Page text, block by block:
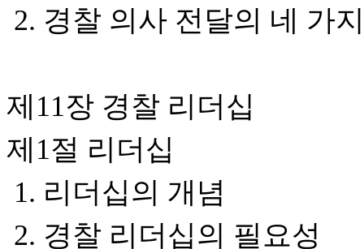
2. 경찰 의사 전달의 네 가
제11장 경찰 리더십
제1절 리더십
1. 리더십의 개념
2. 경찰 리더십의 필요성